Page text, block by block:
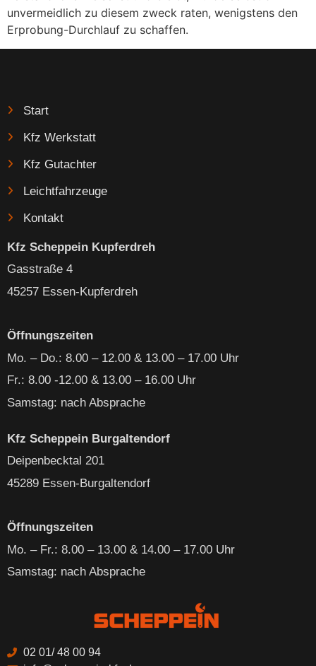
unvermeidlich zu diesem zweck raten, wenigstens den
Erprobung-Durchlauf zu schaffen.
Start
Kfz Werkstatt
Kfz Gutachter
Leichtfahrzeuge
Kontakt
Kfz Scheppein Kupferdreh
Gasstraße 4
45257 Essen-Kupferdreh
Öffnungszeiten
Mo. – Do.: 8.00 – 12.00 & 13.00 – 17.00 Uhr
Fr.: 8.00 -12.00 & 13.00 – 16.00 Uhr
Samstag: nach Absprache
Kfz Scheppein Burgaltendorf
Deipenbecktal 201
45289 Essen-Burgaltendorf
Öffnungszeiten
Mo. – Fr.: 8.00 – 13.00 & 14.00 – 17.00 Uhr
Samstag: nach Absprache
02 01/ 48 00 94